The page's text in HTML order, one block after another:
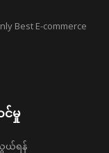
Best E-commerce
င်မှု
ရန်